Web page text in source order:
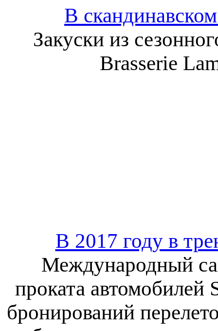
В
Закуски из
Brasserie
В 2017 году в
Международный
проката автомобилей
бронирований